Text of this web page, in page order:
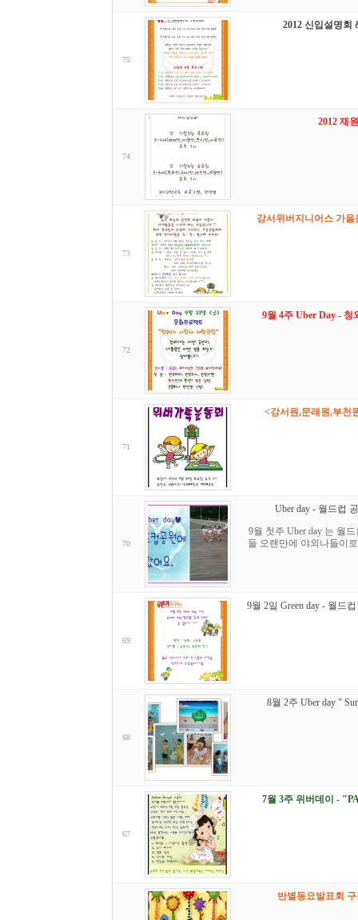
75
2012 신입설명회
74
2012 재
73
강서위버지니어스 가
72
9월 4주 Uber Day - 청
71
<강서원,문래원,부천
70
Uber day - 월드컵
9월 첫주 Uber day 는 월
들 오랜만에 야외나들이
69
9월 2일 Green day - 월드
68
8월 2주 Uber day "
67
7월 3주 위버데이 -
반별동요발표회